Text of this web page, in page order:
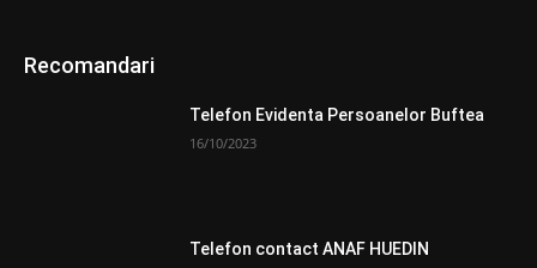
Recomandari
Telefon Evidenta Persoanelor Buftea
16/10/2023
Telefon contact ANAF HUEDIN